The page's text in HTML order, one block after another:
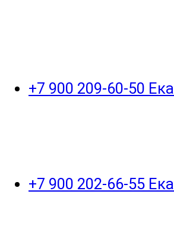
+7 900 209-60-50
+7 900 202-66-55